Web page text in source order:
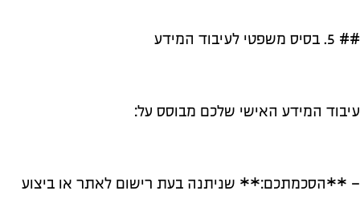
## 5. בסיס משפטי לעיבוד המידע
עיבוד המידע האישי שלכם מבוסס על:
– **הסכמתכם:** שניתנה בעת רישום לאתר או ביצוע